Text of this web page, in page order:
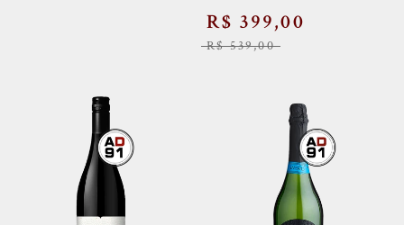
R$ 399,00
R$ 539,00